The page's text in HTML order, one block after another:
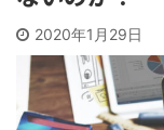
2020年1月29日